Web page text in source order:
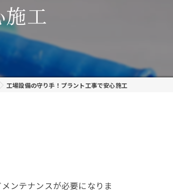
ト工事工
工場設備の守り手！プラント工事で安心施工
ンテナンスが必要になりま